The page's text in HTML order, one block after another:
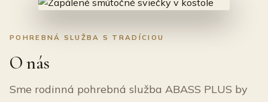
POHREBNÁ SLUŽBA S TRADÍCIOU
O nás
Sme rodinná pohrebná služba ABASS PLUS by